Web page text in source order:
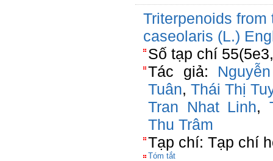
Triterpenoids
caseolaris (L.)
Số tạp chí
Tác giả:
Tuân,Thái Thị
Tran Nhat Linh,
Thu Trâm
Tạp chí: Tạp chí
Tóm tắt